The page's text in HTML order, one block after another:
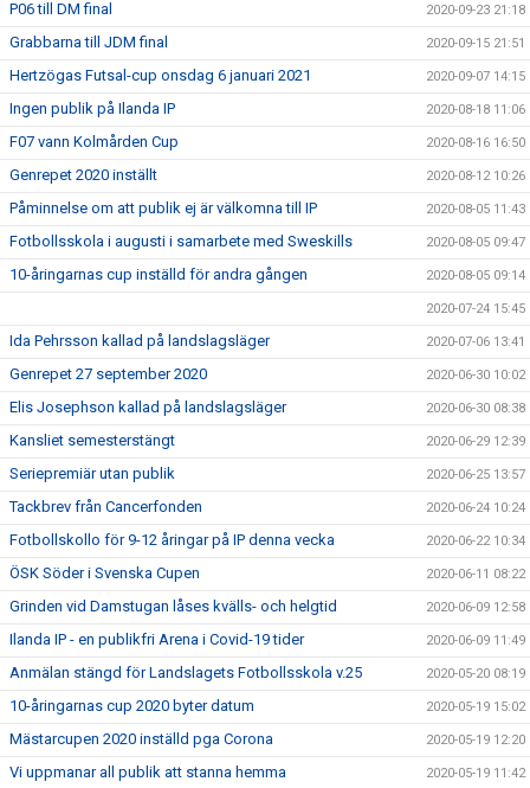
P06 till DM final 2020-09-23 21:18
Grabbarna till JDM final 2020-09-15 21:51
Hertzögas Futsal-cup onsdag 6 januari 2021 2020-09-07 14:15
Ingen publik på Ilanda IP 2020-08-18 11:06
F07 vann Kolmården Cup 2020-08-16 16:50
Genrepet 2020 inställt 2020-08-12 10:26
Påminnelse om att publik ej är välkomna till IP 2020-08-05 11:43
Fotbollsskola i augusti i samarbete med Sweskills 2020-08-05 09:47
10-åringarnas cup inställd för andra gången 2020-08-05 09:14
2020-07-24 15:45
Ida Pehrsson kallad på landslagsläger 2020-07-06 13:41
Genrepet 27 september 2020 2020-06-30 10:02
Elis Josephson kallad på landslagsläger 2020-06-30 08:38
Kansliet semesterstängt 2020-06-29 12:39
Seriepremiär utan publik 2020-06-25 13:57
Tackbrev från Cancerfonden 2020-06-24 10:24
Fotbollskollo för 9-12 åringar på IP denna vecka 2020-06-22 10:34
ÖSK Söder i Svenska Cupen 2020-06-11 08:22
Grinden vid Damstugan låses kvälls- och helgtid 2020-06-09 12:58
Ilanda IP - en publikfri Arena i Covid-19 tider 2020-06-09 11:49
Anmälan stängd för Landslagets Fotbollsskola v.25 2020-05-20 08:19
10-åringarnas cup 2020 byter datum 2020-05-19 15:02
Mästarcupen 2020 inställd pga Corona 2020-05-19 12:20
Vi uppmanar all publik att stanna hemma 2020-05-19 11:42